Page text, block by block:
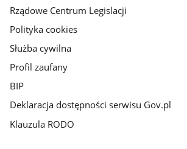
Rządowe Centrum Legislacji
Polityka cookies
Służba cywilna
Profil zaufany
BIP
Deklaracja dostępności serwisu Gov.pl
Klauzula RODO